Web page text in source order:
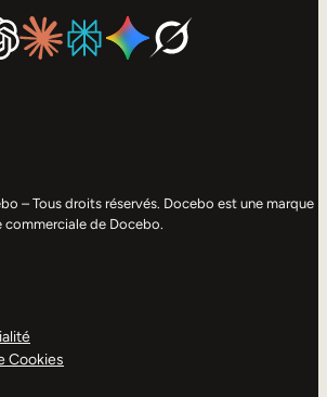
– Tous droits réservés. Docebo est une marque
commerciale de Docebo.
Cookies